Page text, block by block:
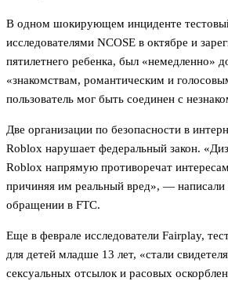
В одном шокирующем инциденте
исследователями NCOSE в октябре и
пятилетнего ребенка, был «немедленно»
«знакомствам, романтическим и
пользователь мог быть соединен с
Две организации по безопасности в
Roblox нарушает федеральный закон.
Roblox напрямую противоречат интересам
причиняя им реальный вред», —
обращении в FTC.
Еще в феврале исследователи Fairplay,
для детей младше 13 лет, «стали
сексуальных отсылок и расовых